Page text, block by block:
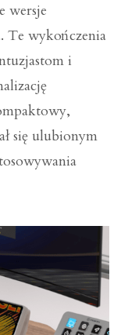
wersje
Te wykończenia
i
się ulubionym